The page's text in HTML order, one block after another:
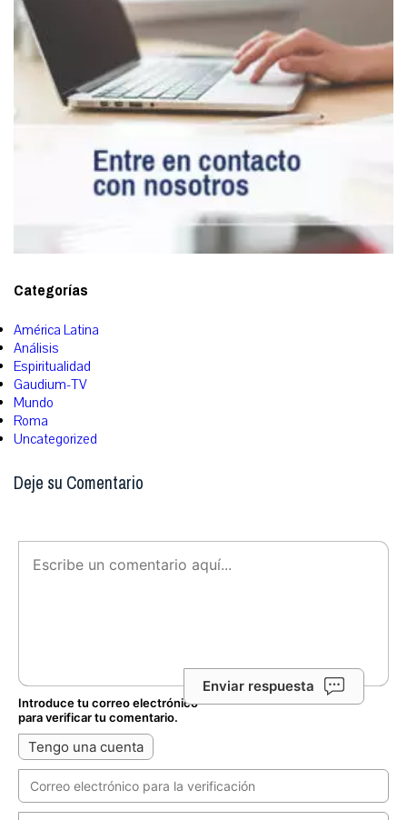
Categorías
América Latina
Análisis
Espiritualidad
Gaudium-TV
Mundo
Roma
Uncategorized
Deje su Comentario
Enviar respuesta
Introduce tu correo electrónico
para verificar tu comentario.
Tengo una cuenta